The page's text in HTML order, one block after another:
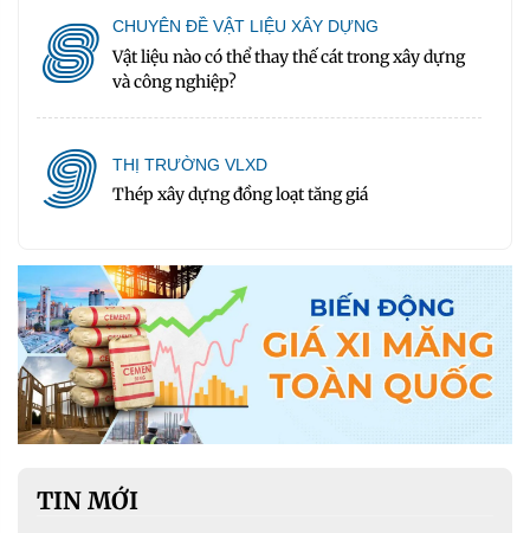
8 CHUYÊN ĐỀ VẬT LIỆU XÂY DỰNG
Vật liệu nào có thể thay thế cát trong xây dựng
và công nghiệp?
9 THỊ TRƯỜNG VLXD
Thép xây dựng đồng loạt tăng giá
TIN MỚI